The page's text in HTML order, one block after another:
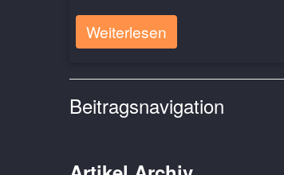
Weiterlesen
Beitragsnavigation